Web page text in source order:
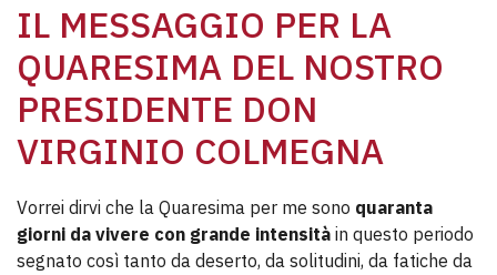
IL MESSAGGIO PER LA
QUARESIMA DEL NOSTRO
PRESIDENTE DON
VIRGINIO COLMEGNA
Vorrei dirvi che la Quaresima per me sono quaranta
giorni da vivere con grande intensità in questo periodo
segnato così tanto da deserto, da solitudini, da fatiche da